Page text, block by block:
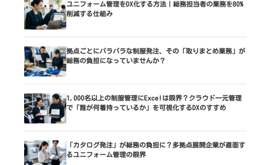
ユニフォーム管理をDX化する方法｜総務担当者の業務を80%
削減する仕組み
拠点ごとにバラバラな制服発注、その「取りまとめ業務」が
総務の負担になっていませんか？
1,000名以上の制服管理にExcelは限界？クラウド一元管理
で「誰が何着持っているか」を可視化するDXのすすめ
「カタログ発注」が総務の負担に？多拠点展開企業が直面す
るユニフォーム管理の限界